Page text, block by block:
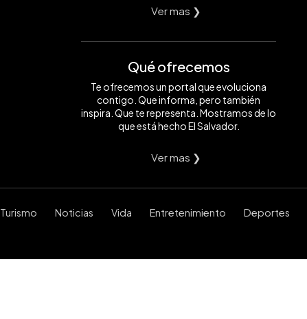
Ver mas ❯
Qué ofrecemos
Te ofrecemos un portal que evoluciona
contigo. Que informa, pero también
inspira. Que te representa. Mostramos de lo
que está hecho El Salvador.
Ver mas ❯
Turismo Noticias Vida Entretenimiento Deportes